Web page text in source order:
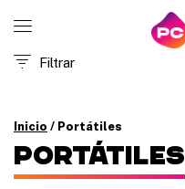
Filtrar
Inicio / Portátiles
PORTáTILES